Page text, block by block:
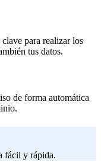
para realizar los
tus datos.
de forma automática
fácil y rápida.